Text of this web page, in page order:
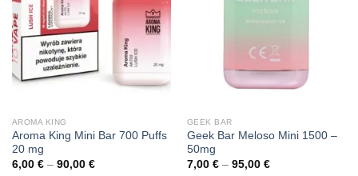
AROMA KING
Aroma King Mini Bar 700 Puffs
20 mg
6,00 € – 90,00 €Price
GEEK BAR
Geek Bar Meloso Mini 1500 –
50mg
7,00 € – 95,00 €Price